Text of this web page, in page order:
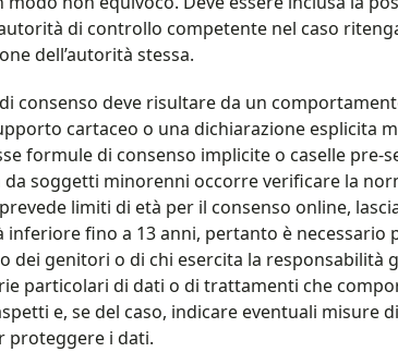
di controllo competente nel caso
dell’autorità stessa.
consenso deve risultare da un
cartaceo o una dichiarazione esplicita
formule di consenso implicite o caselle pre-
soggetti minorenni occorre verificare la
limiti di età per il consenso online,
inferiore fino a 13 anni, pertanto è necessario
dei genitori o di chi esercita la responsabilità
particolari di dati o di trattamenti che
e, se del caso, indicare eventuali misure
proteggere i dati.